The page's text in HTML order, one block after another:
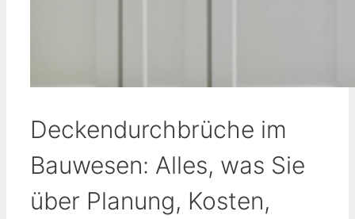
Deckendurchbrüche im
Bauwesen: Alles, was Sie
über Planung, Kosten,